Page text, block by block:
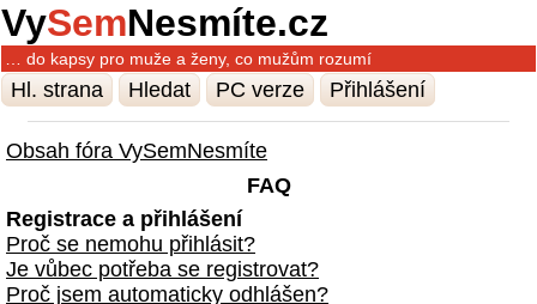
VySemNesmíte.cz
… do kapsy pro muže a ženy, co mužům rozumí
Hl. strana Hledat PC verze Přihlášení
Obsah fóra VySemNesmíte
FAQ
Registrace a přihlášení
Proč se nemohu přihlásit?
Je vůbec potřeba se registrovat?
Proč jsem automaticky odhlášen?